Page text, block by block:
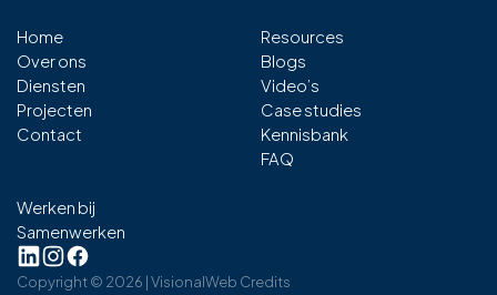
Home
Over ons
Diensten
Projecten
Contact
Resources
Blogs
Video’s
Case studies
Kennisbank
FAQ
Werken bij
Samenwerken
Copyright © 2026 | VisionalWeb Credits